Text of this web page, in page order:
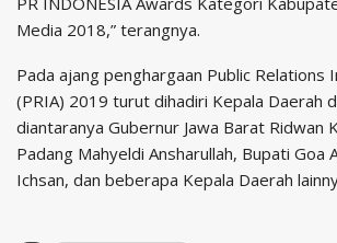
Media 2018,” terangnya.
Pada ajang penghargaan Public Relations
(PRIA) 2019 turut dihadiri Kepala Daerah
diantaranya Gubernur Jawa Barat Ridwan
Padang Mahyeldi Ansharullah, Bupati Goa
Ichsan, dan beberapa Kepala Daerah